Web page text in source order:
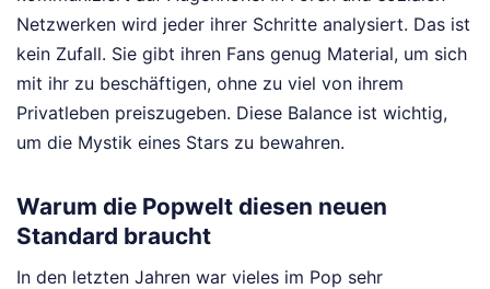
Netzwerken wird jeder ihrer Schritte analysiert. Das ist
kein Zufall. Sie gibt ihren Fans genug Material, um sich
mit ihr zu beschäftigen, ohne zu viel von ihrem
Privatleben preiszugeben. Diese Balance ist wichtig,
um die Mystik eines Stars zu bewahren.
Warum die Popwelt diesen neuen
Standard braucht
In den letzten Jahren war vieles im Pop sehr